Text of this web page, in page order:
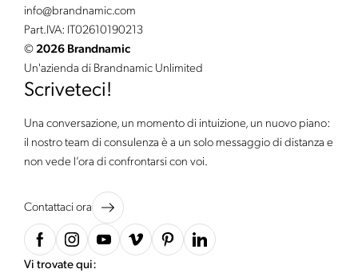
info@brandnamic.com
Part.IVA: IT02610190213
© 2026 Brandnamic
Un'azienda di Brandnamic Unlimited
Scriveteci!
Una conversazione, un momento di intuizione, un nuovo piano:
il nostro team di consulenza è a un solo messaggio di distanza e
non vede l’ora di confrontarsi con voi.
Contattaci ora
Vi trovate qui: